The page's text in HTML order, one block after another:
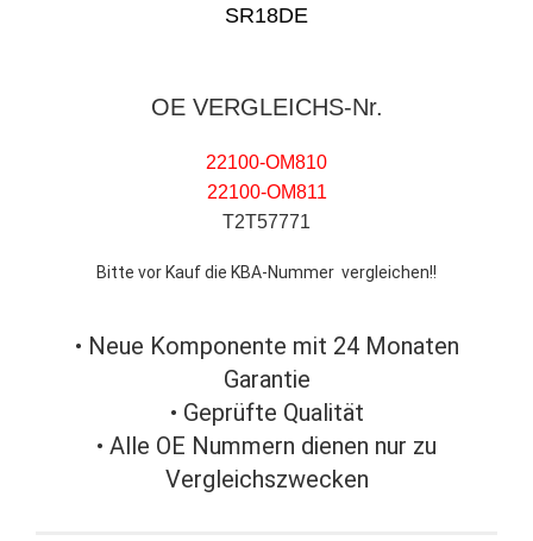
SR18DE
OE VERGLEICHS-Nr.
22100-OM810
22100-OM811
T2T57771
Bitte vor Kauf die KBA-Nummer vergleichen!!
• Neue Komponente mit 24 Monaten
Garantie
• Geprüfte Qualität
• Alle OE Nummern dienen nur zu
Vergleichszwecken